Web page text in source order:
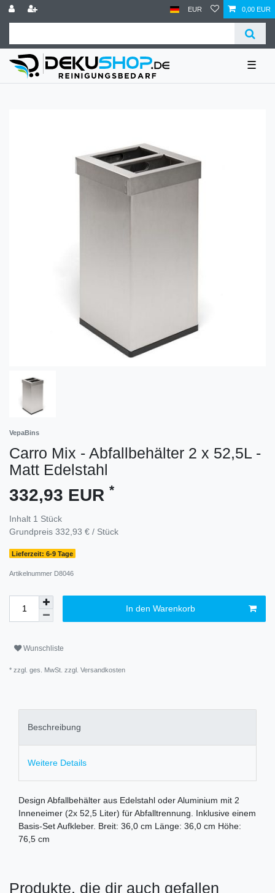
EUR 0,00 EUR
☰
VepaBins
Carro Mix - Abfallbehälter 2 x 52,5L -
Matt Edelstahl
332,93 EUR *
Inhalt 1 Stück
Grundpreis 332,93 € / Stück
Lieferzeit: 6-9 Tage
Artikelnummer D8046
In den Warenkorb
Wunschliste
* zzgl. ges. MwSt. zzgl. Versandkosten
Beschreibung
Weitere Details
Design Abfallbehälter aus Edelstahl oder Aluminium mit 2
Inneneimer (2x 52,5 Liter) für Abfalltrennung. Inklusive einem
Basis-Set Aufkleber. Breit: 36,0 cm Länge: 36,0 cm Höhe:
76,5 cm
Produkte, die dir auch gefallen